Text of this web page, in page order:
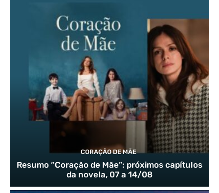
CORAÇÃO DE MÃE
Resumo “Coração de Mãe”: próximos capítulos
da novela, 07 a 14/08